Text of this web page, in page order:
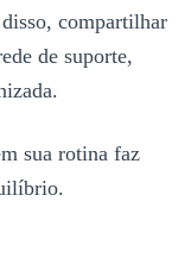
compartilhar
de suporte,
sua rotina faz